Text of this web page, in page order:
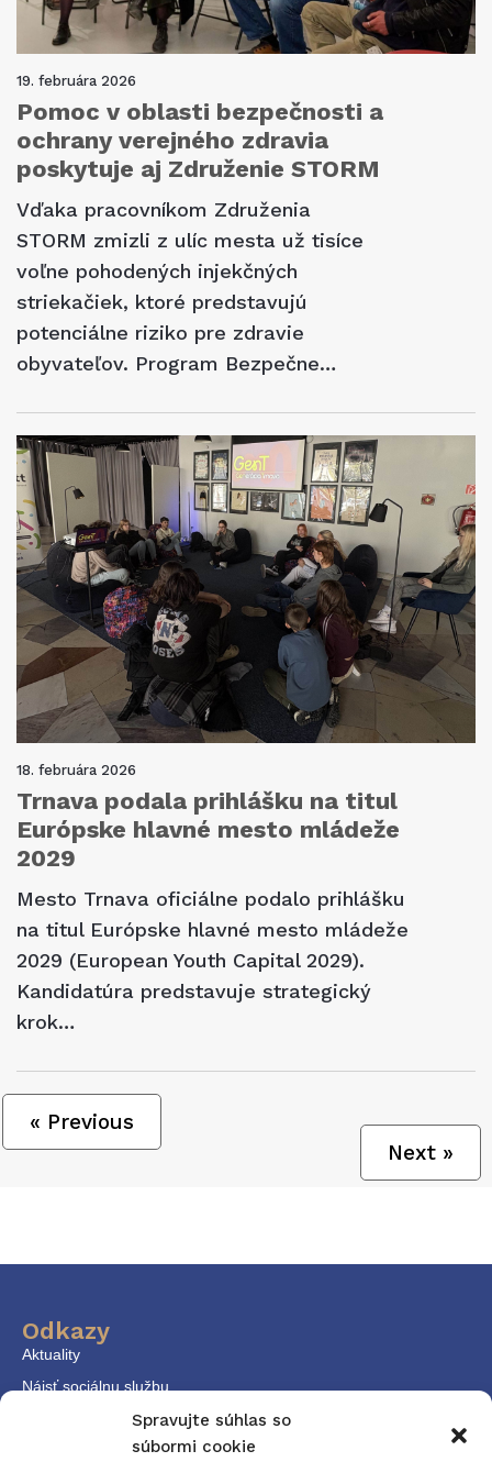
Spravujte súhlas so
súbormi cookie
19. februára 2026
Pomoc v oblasti bezpečnosti a
ochrany verejného zdravia
poskytuje aj Združenie STORM
Vďaka pracovníkom Združenia
STORM zmizli z ulíc mesta už tisíce
voľne pohodených injekčných
striekačiek, ktoré predstavujú
potenciálne riziko pre zdravie
obyvateľov. Program Bezpečne…
18. februára 2026
Trnava podala prihlášku na titul
Európske hlavné mesto mládeže
2029
Mesto Trnava oficiálne podalo prihlášku
na titul Európske hlavné mesto mládeže
2029 (European Youth Capital 2029).
Kandidatúra predstavuje strategický
krok…
« Previous
Next »
Odkazy
Aktuality
Nájsť sociálnu službu